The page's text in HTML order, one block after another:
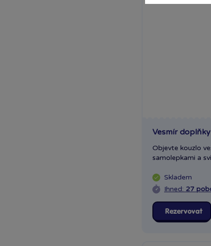
Vesmír
Objevte kouzlo
samolepkami a
Skladem
Ihned: 27
Rezervovat